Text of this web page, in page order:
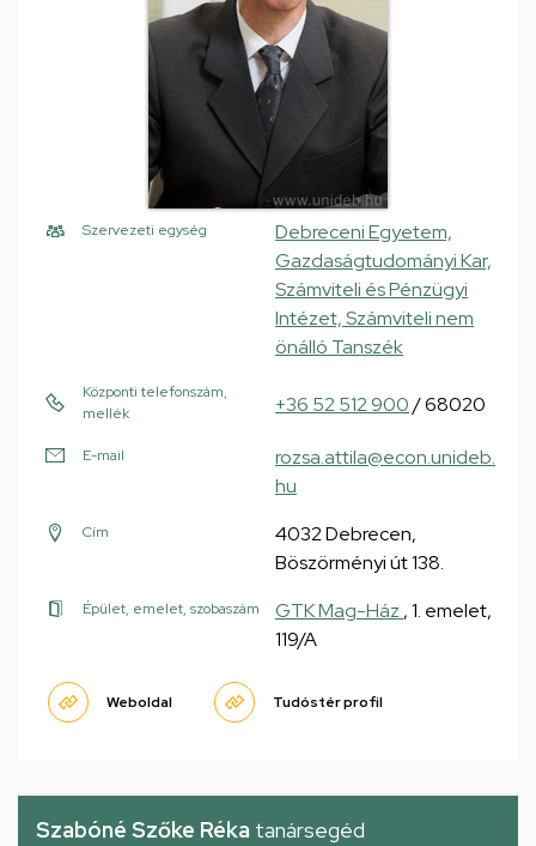
Szervezeti egység
Debreceni Egyetem,
Gazdaságtudományi Kar,
Számviteli és Pénzügyi
Intézet, Számviteli nem
önálló Tanszék
Központi telefonszám,
mellék
+36 52 512 900/ 68020
E-mail
rozsa.attila@econ.unideb.
hu
Cím
4032 Debrecen,
Böszörményi út 138.
Épület, emelet, szobaszám GTK Mag-Ház , 1. emelet,
119/A
Weboldal Tudóstér profil
Szabóné Szőke Réka tanársegéd